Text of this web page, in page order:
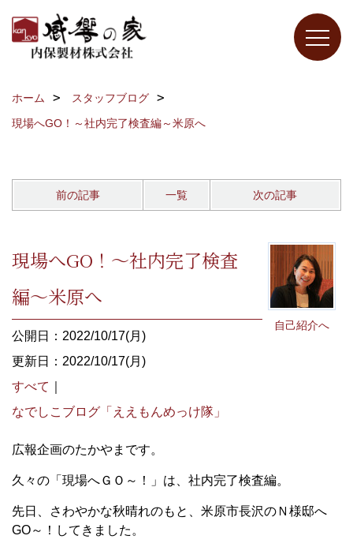
ホーム
スタッフブログ
現場へGO！～社内完了検査編～米原へ
前の記事 一覧 次の記事
自己紹介へ
現場へGO！～社内完了検査
編～米原へ
公開日：2022/10/17(月)
更新日：2022/10/17(月)
すべて
なでしこブログ「ええもんめっけ隊」
広報企画のたかやまです。
久々の「現場へＧＯ～！」は、社内完了検査編。
先日、さわやかな秋晴れのもと、米原市長沢のＮ様邸へ
GO～！してきました。